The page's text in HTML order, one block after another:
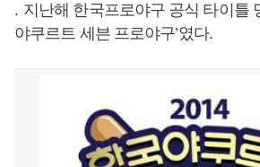
. 지난해 한국프로야구 공식 타이틀
야쿠르트 세븐 프로야구’였다.